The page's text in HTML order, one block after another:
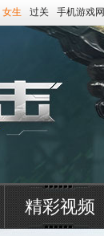
女生 过关 手机游戏网
精彩视频